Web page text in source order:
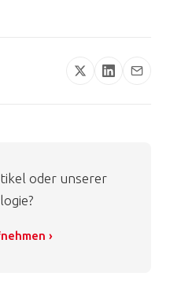
oder unserer
›